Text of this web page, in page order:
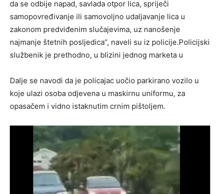
da se odbije napad, savlada otpor lica, spriječi
samopovređivanje ili samovoljno udaljavanje lica u
zakonom predviđenim slučajevima, uz nanošenje
najmanje štetnih posljedica”, naveli su iz policije.Policijski
službenik je prethodno, u blizini jednog marketa u
Dalje se navodi da je policajac uočio parkirano vozilo u
koje ulazi osoba odjevena u maskirnu uniformu, za
opasačem i vidno istaknutim crnim pištoljem.